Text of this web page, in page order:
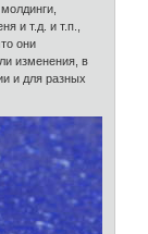
и т.д. и т.п.,
они
изменения, в
и для разных